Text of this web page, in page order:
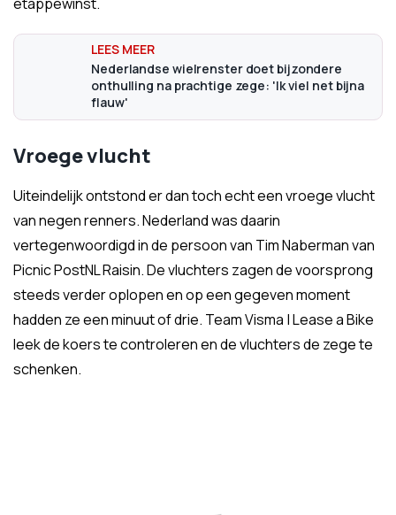
Nederlandse wielrenster doet bijzondere
onthulling na prachtige zege: 'Ik viel net bijna
flauw'
Vroege vlucht
Uiteindelijk ontstond er dan toch echt een vroege vlucht
van negen renners. Nederland was daarin
vertegenwoordigd in de persoon van Tim Naberman van
Picnic PostNL Raisin. De vluchters zagen de voorsprong
steeds verder oplopen en op een gegeven moment
hadden ze een minuut of drie. Team Visma | Lease a Bike
leek de koers te controleren en de vluchters de zege te
schenken.